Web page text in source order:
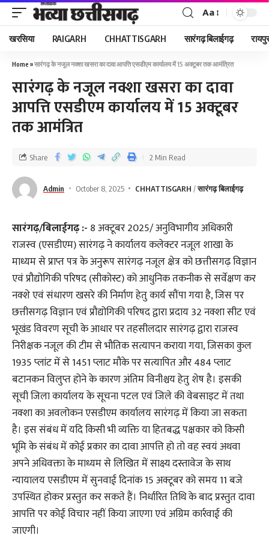
Aa
खरसिया RAIGARH CHHATTISGARH सारंगढ़ बिलाईगढ़
Home »सारंगढ़ के नजूल नक्शा खसरा का दावा आपत्ति एसडीएम कार्यालय में 15 अक्टूबर तक आमंत्रित
सारंगढ़ के नजूल नक्शा खसरा का दावा
आपत्ति एसडीएम कार्यालय में 15 अक्टूबर
तक आमंत्रित
Admin October 8, 2025 CHHATTISGARH सारंगढ़ बिलाईगढ़
Share 2 Min Read
सारंगढ़/बिलाईगढ़ :- 8 अक्टूबर 2025/ अनुविभागीय अधिकारी
राजस्व (एसडीएम) सारंगढ़ ने कार्यालय कलेक्टर नजूल शाखा के
माध्यम से प्राप्त पत्र के अनुरूप सारंगढ़ नजूल क्षेत्र को छत्तीसगढ़ विज्ञान
एवं प्रौद्योगिकी परिषद (सीकोस्ट) को आधुनिक तकनीक से सर्वेक्षण कर
नक्शे एवं संधारण खसरे की निर्माण हेतु कार्य सौंपा गया है, जिस पर
छत्तीसगढ़ विज्ञान एवं प्रौद्योगिकी परिषद द्वारा प्रदाय 32 नक्शा सीट एवं
भूखंड विवरण सूची के आधार पर तहसीलदार सारंगढ़ द्वारा राजस्व
निरीक्षक नजूल की टीम से भौतिक सत्यापन कराया गया, जिसका कुल
1935 प्लांट में से 1451 प्लाट मौके पर सत्यापित और 484 प्लाट
बटानकन विलुप्त होने के कारण अंतिम विनीश्चय हेतु शेष है। इसकी
सूची जिला कार्यालय के सूचना पटल एवं जिले की वेबसाइट में तथा
नक्शा का अवलोकन एसडीएम कार्यालय सारंगढ़ में किया जा सकता
है। इस संबंध में यदि किसी भी व्यक्ति या हितबद्ध पक्षकार को किसी
भूमि के संबंध में कोई प्रकार का दावा आपत्ति हो तो वह स्वयं अथवा
अपने अधिवक्ता के माध्यम से लिखित में साक्ष्य दस्तावेज के साथ
न्यायालय एसडीएम में सुनवाई दिनांक 15 अक्टूबर को समय 11 बजे
उपस्थित होकर प्रस्तुत कर सकते हैं। निर्धारित तिथि के बाद प्रस्तुत दावा
आपत्ति पर कोई विचार नहीं किया जाएगा एवं अग्रिम कार्रवाई की
जाएगी।